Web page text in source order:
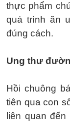
thực phẩm
quá trình ăn
đúng cách.
Ung thư
Hồi chuông
tiên qua con
liên quan